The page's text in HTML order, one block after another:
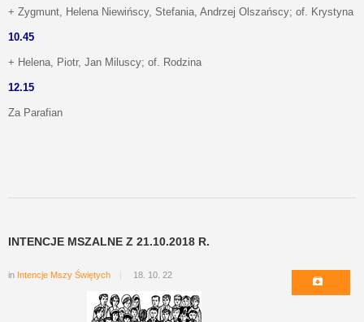
+ Zygmunt, Helena Niewińscy, Stefania, Andrzej Olszańscy; of. Krystyna
10.45
+ Helena, Piotr, Jan Miluscy; of. Rodzina
12.15
Za Parafian
INTENCJE MSZALNE Z 21.10.2018 R.
in Intencje Mszy Świętych 18. 10. 22